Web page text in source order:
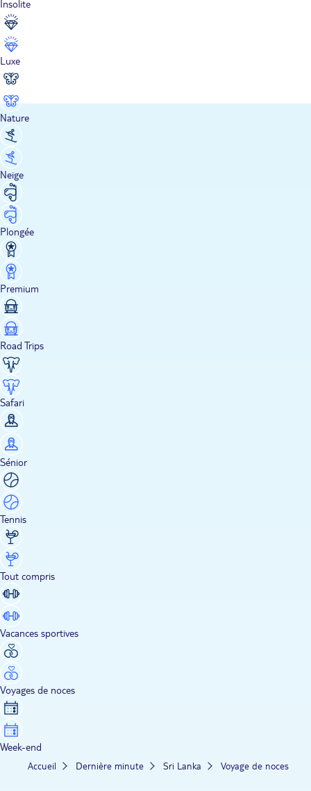
Insolite
Luxe
Nature
Neige
Plongée
Premium
Road Trips
Safari
Sénior
Tennis
Tout compris
Vacances sportives
Voyages de noces
Week-end
Accueil Dernière minute Sri Lanka Voyage de noces